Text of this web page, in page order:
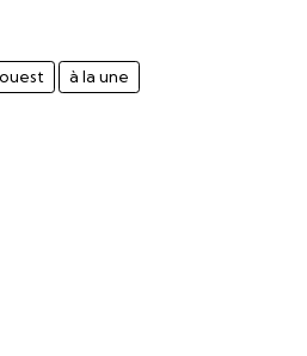
à la une